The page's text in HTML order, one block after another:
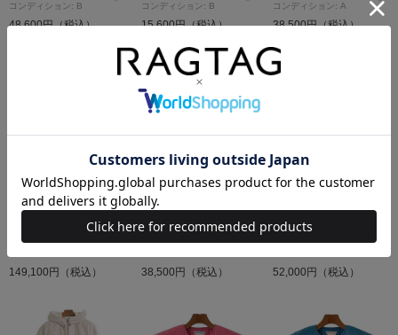
コンディション: B
48,600円（税込）
コンディション: B
15,600円（税込）
コンディション: A
38,500円（税込）
BOTTEGA VENETA
サイズ：38(S位)
149,100円（税込）
BOTTEGA VENETA
ニット・セーター
38,500円（税込）
BOTTEGA VENETA
ニット・セーター
52,000円（税込）